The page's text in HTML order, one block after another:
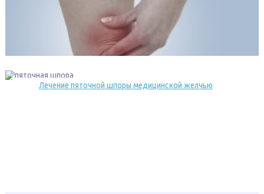
Лечение пяточной шпоры медицинской желчью